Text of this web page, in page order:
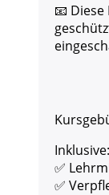
📧 Diese
Inklusive:
✅
✅